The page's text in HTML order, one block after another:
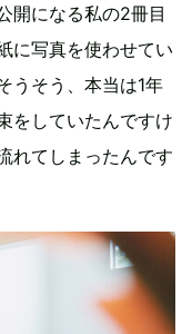
開になる私の2冊目
に写真を使わせてい
うそう、本当は1年
をしていたんですけ
れてしまったんです